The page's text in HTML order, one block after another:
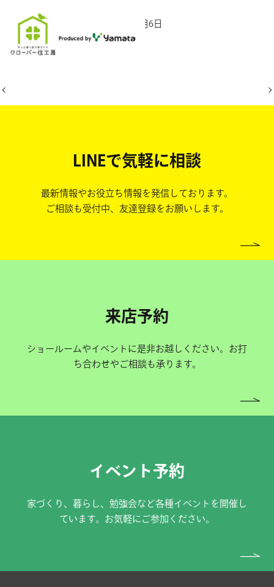
2025年7月6日
LINEで気軽に相談
最新情報やお役立ち情報を発信しております。
ご相談も受付中、友達登録をお願いします。
来店予約
ショールームやイベントに是非お越しください。お打
ち合わせやご相談も承ります。
イベント予約
家づくり、暮らし、勉強会など各種イベントを開催し
ています。お気軽にご参加ください。